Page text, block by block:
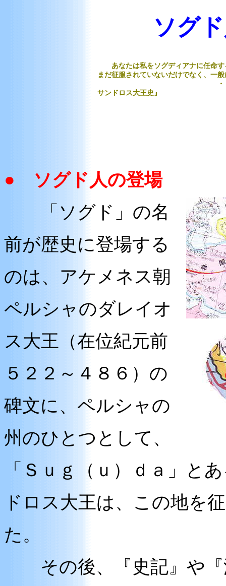
ソグ
あなたは私をソグディアナに任命す
まだ征服されていないだけでなく、一
・・・・・ クウィン
サンドロス大王史』
● ソグド人の登場
「ソグド」の名
前が歴史に登場する
のは、アケメネス朝
ペルシャのダレイオ
ス大王（在位紀元前
５２２～４８６）の
碑文に、ペルシャの
州のひとつとして、
「Ｓｕｇ（ｕ）ｄａ」
ドロス大王は、この地を
た。
その後、『史記』や『